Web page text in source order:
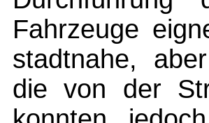
Fahrzeuge
stadtnahe,
die von der